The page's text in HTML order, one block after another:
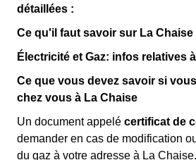
détaillées :
Ce qu'il faut savoir sur La Chaise
Électricité et Gaz: infos relatives
Ce que vous devez savoir si
chez vous à La Chaise
Un document appelé certificat de
demander en cas de modification
du gaz à votre adresse à La